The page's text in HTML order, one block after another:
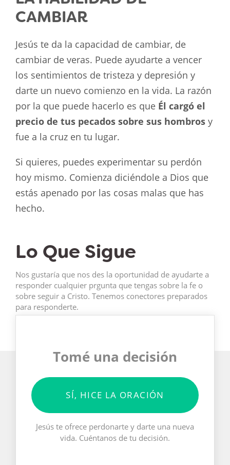
CAMBIAR
Jesús te da la capacidad de cambiar, de
cambiar de veras. Puede ayudarte a vencer
los sentimientos de tristeza y depresión y
darte un nuevo comienzo en la vida. La razón
por la que puede hacerlo es que Él cargó el
precio de tus pecados sobre sus hombros y
fue a la cruz en tu lugar.
Si quieres, puedes experimentar su perdón
hoy mismo. Comienza diciéndole a Dios que
estás apenado por las cosas malas que has
hecho.
Lo Que Sigue
Nos gustaría que nos des la oportunidad de ayudarte a
responder cualquier prgunta que tengas sobre la fe o
sobre seguir a Cristo. Tenemos conectores preparados
para responderte.
Tomé una decisión
SÍ, HICE LA ORACIÓN
Jesús te ofrece perdonarte y darte una nueva
vida. Cuéntanos de tu decisión.